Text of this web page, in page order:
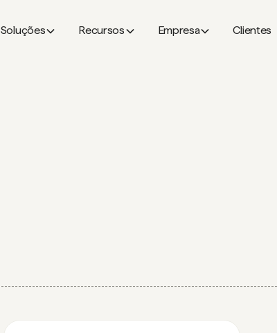
Soluções Recursos Empresa Clientes